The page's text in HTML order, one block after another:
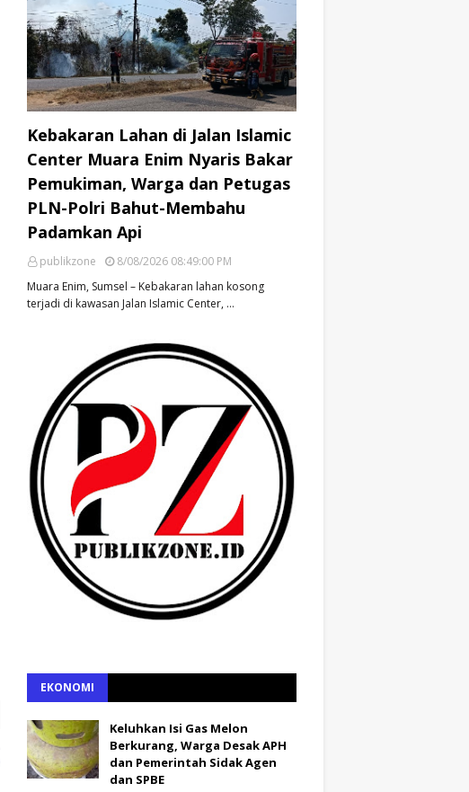
Kebakaran Lahan di Jalan Islamic
Center Muara Enim Nyaris Bakar
Pemukiman, Warga dan Petugas
PLN-Polri Bahut-Membahu
Padamkan Api
publikzone
8/08/2026 08:49:00 PM
Muara Enim, Sumsel – Kebakaran lahan kosong
terjadi di kawasan Jalan Islamic Center, …
EKONOMI
Keluhkan Isi Gas Melon
Berkurang, Warga Desak APH
dan Pemerintah Sidak Agen
dan SPBE